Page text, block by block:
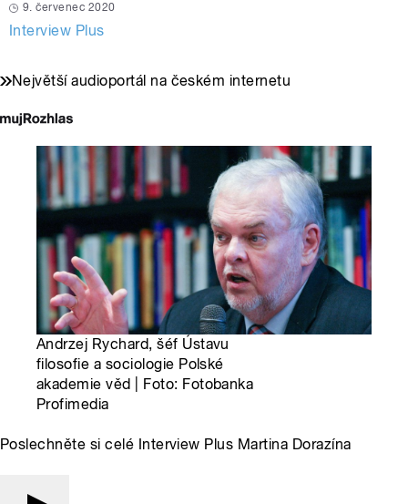
9. červenec 2020
Interview Plus
Největší audioportál na českém internetu
Andrzej Rychard, šéf Ústavu
filosofie a sociologie Polské
akademie věd | Foto: Fotobanka
Profimedia
Poslechněte si celé Interview Plus Martina Dorazína